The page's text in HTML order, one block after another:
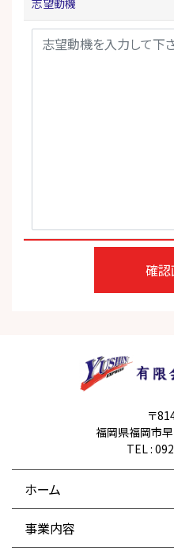
志望動機
〒
福岡県福岡市
TEL :
ホーム
事業内容